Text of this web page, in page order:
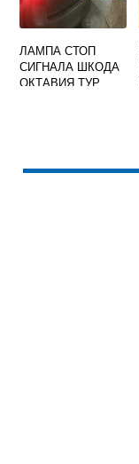
ЛАМПА СТОП
СИГНАЛА ШКОДА
ОКТАВИЯ ТУР